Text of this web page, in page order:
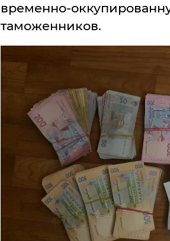
временно-
таможенников.